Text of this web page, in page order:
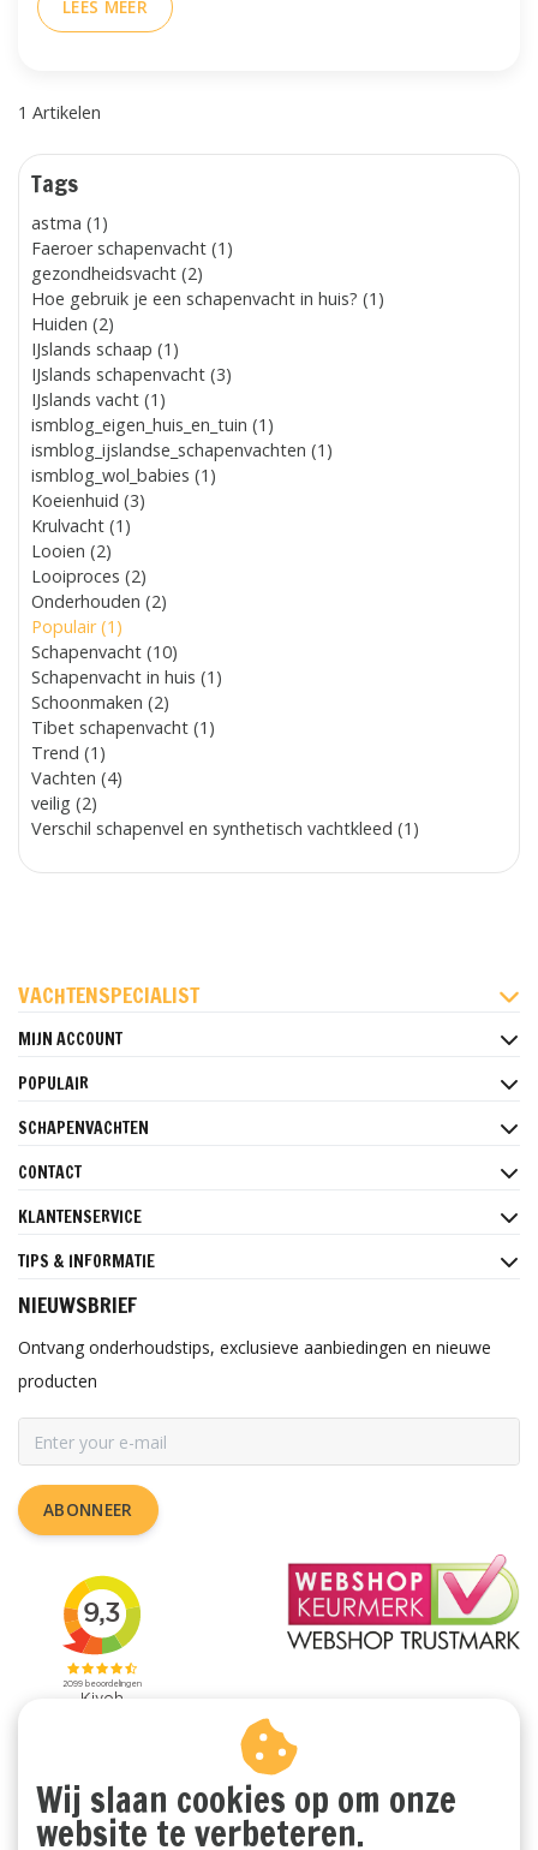
LEES MEER
1 Artikelen
Tags
astma (1)
Faeroer schapenvacht (1)
gezondheidsvacht (2)
Hoe gebruik je een schapenvacht in huis? (1)
Huiden (2)
IJslands schaap (1)
IJslands schapenvacht (3)
IJslands vacht (1)
ismblog_eigen_huis_en_tuin (1)
ismblog_ijslandse_schapenvachten (1)
ismblog_wol_babies (1)
Koeienhuid (3)
Krulvacht (1)
Looien (2)
Looiproces (2)
Onderhouden (2)
Populair (1)
Schapenvacht (10)
Schapenvacht in huis (1)
Schoonmaken (2)
Tibet schapenvacht (1)
Trend (1)
Vachten (4)
veilig (2)
Verschil schapenvel en synthetisch vachtkleed (1)
VACHTENSPECIALIST
MIJN ACCOUNT
POPULAIR
SCHAPENVACHTEN
CONTACT
KLANTENSERVICE
TIPS & INFORMATIE
NIEUWSBRIEF
Ontvang onderhoudstips, exclusieve aanbiedingen en nieuwe
producten
ABONNEER
Wij slaan cookies op om onze
website te verbeteren.